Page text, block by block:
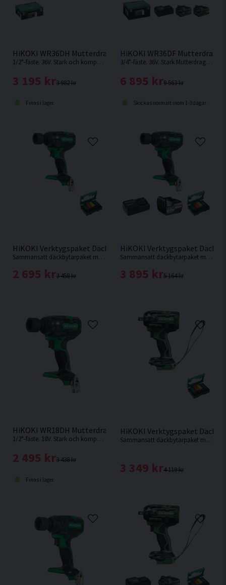
Motorbroms
3/4″ fyrkantsfäste med friktionsring
(HPS)
Integrerat LED ljus med vidvinkel
Påmonterad bälteskrok
HiKOKI WR36DH Mutterdragare 36V
1/2"-fäste. 36V. Stark och kompakt mutterdragare med max losssningsmoment 700 Nm från Hikoki.
3 982 kr
3 195 kr
Finns i lager
HiKOKI WR36DF
3/4"-fäste. 36V. Stark Mutterdragare med hela 2.400Nm i lossningsmoment från HiKOKI.
9 563 kr
6 895 kr
Skickas normalt inom 1-3 dagar
HiKOKI Verktygspaket Däckbyte 18V
Sammansatt däckbytarpaket med 1st 18V Mutterdragare med 1/2" fäste samt 17,19,21,22mm krafthylsor som är 85mm långa.
3 458 kr
2 695 kr
HiKOKI Verktygspaket
Sammansatt däckbytarpaket med 1st 18V Mutterdragare med 1/2" fäste samt 17,19,21,22mm krafthylsor som är 85mm långa.
5 164 kr
3 895 kr
HiKOKI WR18DH Mutterdragare 18V
1/2"-fäste. 18V. Stark och kompakt mutterdragare med max losssningsmoment 600 Nm från Hikoki. Levereras utan batteri, laddare & väska.
3 438 kr
2 495 kr
Finns i lager
HiKOKI Verktygspaket
Sammansatt däckbytarpaket med 1st 36V Mutterdragare med 1/2" fäste samt 17,19,21,22mm krafthylsor som är 85mm långa.
4 119 kr
3 349 kr